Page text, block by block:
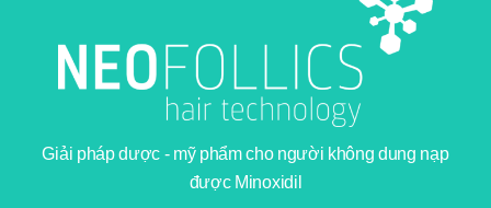
Giải pháp dược - mỹ phẩm cho người không dung nạp
được Minoxidil